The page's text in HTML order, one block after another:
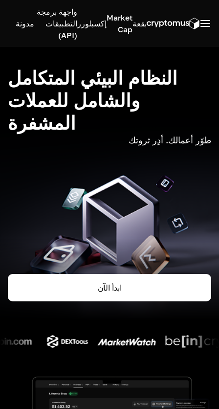
بقعة
Market
Cap
إكسبلورر
واجهة برمجة
التطبيقات
(API)
مدونة
النظام البيئي المتكامل
والشامل للعملات
المشفرة
طوّر أعمالك. أدِر ثروتك
ابدأ الآن